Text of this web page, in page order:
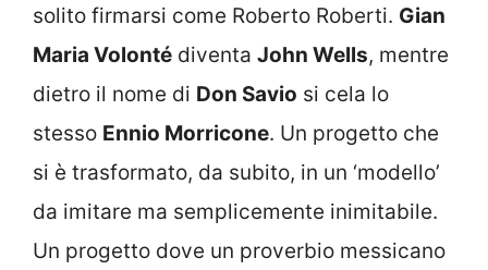
solito firmarsi come Roberto Roberti. Gian
Maria Volonté diventa John Wells, mentre
dietro il nome di Don Savio si cela lo
stesso Ennio Morricone. Un progetto che
si è trasformato, da subito, in un ‘modello’
da imitare ma semplicemente inimitabile.
Un progetto dove un proverbio messicano